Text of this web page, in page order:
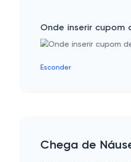
Remédio para os ossos
Remédio para colesterol
Onde inserir cupom
Esconder
Chega de